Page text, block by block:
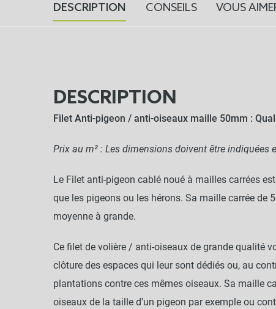
DESCRIPTION CONSEILS VOUS
DESCRIPTION
Filet Anti-pigeon / anti-oiseaux maille 50mm :
Prix au m² : Les dimensions doivent être indiquées
Le Filet anti-pigeon cablé noué à mailles carrées
que les pigeons ou les hérons. Sa maille carrée de
moyenne à grande.
Ce filet de volière / anti-oiseaux de grande qualité
clôture des espaces qui leur sont dédiés ou, au
plantations contre ces mêmes oiseaux. Sa maille
oiseaux de la taille d'un pigeon par exemple ou